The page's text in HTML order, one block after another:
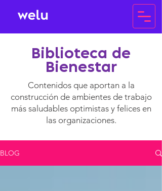
Biblioteca de
Bienestar
Contenidos que aportan a la
construcción de ambientes de trabajo
más saludables optimistas y felices en
las organizaciones.
BLOG